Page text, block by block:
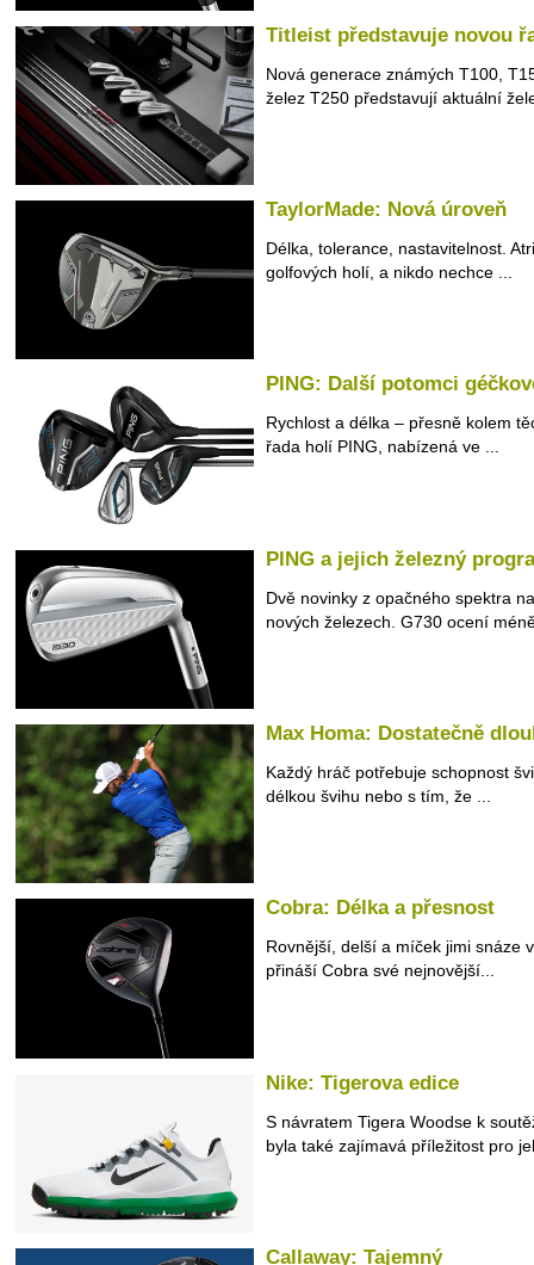
Titleist představuje novou
Nová generace známých T100,
želez T250 představují aktuální
TaylorMade: Nová úroveň
Délka, tolerance, nastavitelnost.
golfových holí, a nikdo nechce ...
PING: Další potomci
Rychlost a délka – přesně kolem
řada holí PING, nabízená ve ...
PING a jejich železný
Dvě novinky z opačného spektra
nových železech. G730 ocení
Max Homa: Dostatečně
Každý hráč potřebuje schopnost
délkou švihu nebo s tím, že ...
Cobra: Délka a přesnost
Rovnější, delší a míček jimi snáze
přináší Cobra své nejnovější...
Nike: Tigerova edice
S návratem Tigera Woodse k
byla také zajímavá příležitost pro
Callaway: Tajemný